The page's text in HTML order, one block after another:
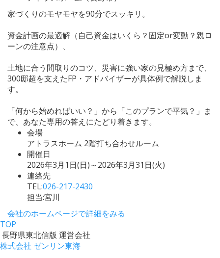
家づくりのモヤモヤを90分でスッキリ。
資金計画の最適解（自己資金はいくら？固定or変動？親ロ
ーンの注意点）、
土地に合う間取りのコツ、災害に強い家の見極め方まで、
300邸超を支えたFP・アドバイザーが具体例で解説しま
す。
「何から始めればいい？」から「このプランで平気？」ま
で、あなた専用の答えにたどり着きます。
会場
アトラスホーム 2階打ち合わせルーム
開催日
2026年3月1日(日)～2026年3月31日(火)
連絡先
TEL:026-217-2430
担当:宮川
会社のホームページで詳細をみる
TOP
長野県東北信版 運営会社
株式会社 ゼンリン東海